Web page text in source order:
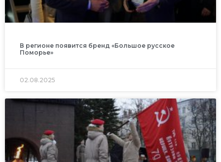
В регионе появится бренд «Большое русское
Поморье»
02.08.2025